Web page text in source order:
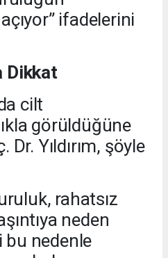
ifadelerini
Dikkat
cilt
görüldüğüne
Yıldırım, şöyle
rahatsız
neden
bu nedenle